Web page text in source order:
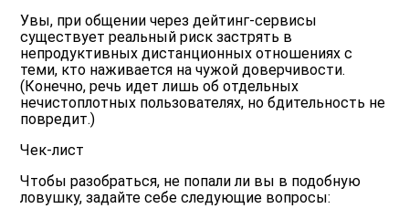
Увы, при общении через дейтинг-сервисы
существует реальный риск застрять в
непродуктивных дистанционных отношениях с
теми, кто наживается на чужой доверчивости.
(Конечно, речь идет лишь об отдельных
нечистоплотных пользователях, но бдительность не
повредит.)
Чек-лист
Чтобы разобраться, не попали ли вы в подобную
ловушку, задайте себе следующие вопросы: